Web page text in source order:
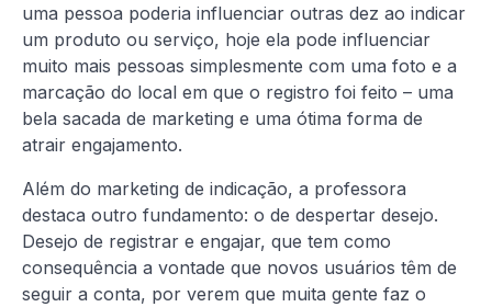
uma pessoa poderia influenciar outras dez ao indicar
um produto ou serviço, hoje ela pode influenciar
muito mais pessoas simplesmente com uma foto e a
marcação do local em que o registro foi feito – uma
bela sacada de marketing e uma ótima forma de
atrair engajamento.
Além do marketing de indicação, a professora
destaca outro fundamento: o de despertar desejo.
Desejo de registrar e engajar, que tem como
consequência a vontade que novos usuários têm de
seguir a conta, por verem que muita gente faz o